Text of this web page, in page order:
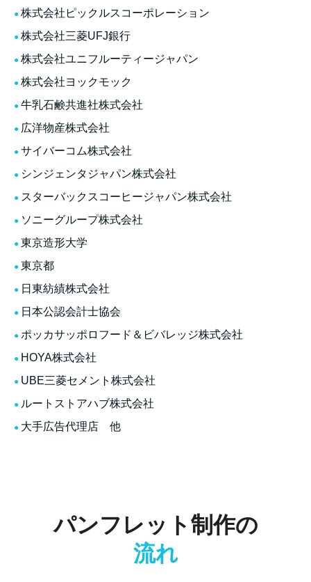
株式会社ピックルスコーポレーション
株式会社三菱UFJ銀行
株式会社ユニフルーティージャパン
株式会社ヨックモック
牛乳石鹸共進社株式会社
広洋物産株式会社
サイバーコム株式会社
シンジェンタジャパン株式会社
スターバックスコーヒージャパン株式会社
ソニーグループ株式会社
東京造形大学
東京都
日東紡績株式会社
日本公認会計士協会
ポッカサッポロフード＆ビバレッジ株式会社
HOYA株式会社
UBE三菱セメント株式会社
ルートストアハブ株式会社
大手広告代理店 他
パンフレット制作の
流れ